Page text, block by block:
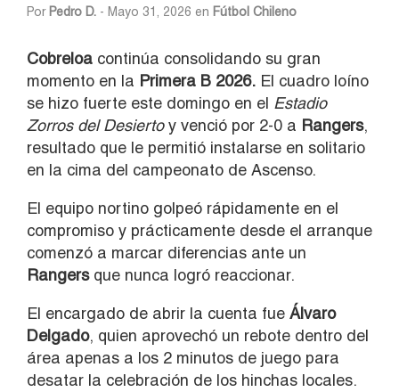
Por Pedro D. - Mayo 31, 2026 en Fútbol Chileno
Cobreloa continúa consolidando su gran
momento en la Primera B 2026. El cuadro loíno
se hizo fuerte este domingo en el Estadio
Zorros del Desiertoy venció por 2-0 a Rangers,
resultado que le permitió instalarse en solitario
en la cima del campeonato de Ascenso.
El equipo nortino golpeó rápidamente en el
compromiso y prácticamente desde el arranque
comenzó a marcar diferencias ante un
Rangersque nunca logró reaccionar.
El encargado de abrir la cuenta fue Álvaro
Delgado, quien aprovechó un rebote dentro del
área apenas a los 2 minutos de juego para
desatar la celebración de los hinchas locales.